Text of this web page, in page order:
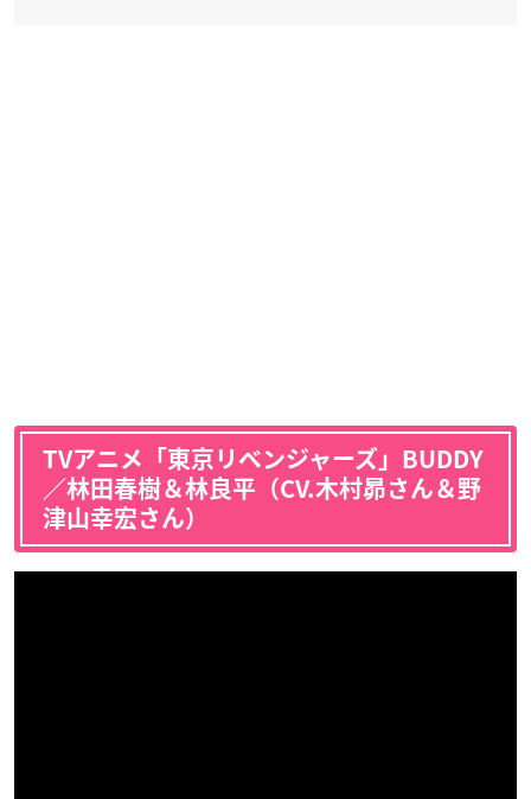
TVアニメ「東京リベンジャーズ」BUDDY
／林田春樹＆林良平（CV.木村昴さん＆野
津山幸宏さん）